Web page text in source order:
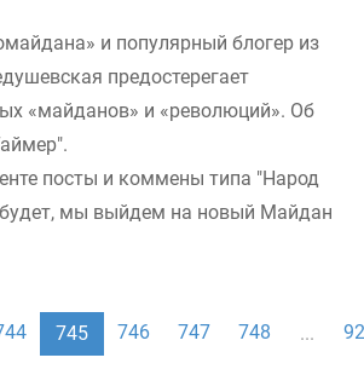
и популярный блогер из
предостерегает
«майданов» и «революций». Об
посты и коммены типа "Народ
будет, мы выйдем на новый Майдан
745 746 747 748 ...